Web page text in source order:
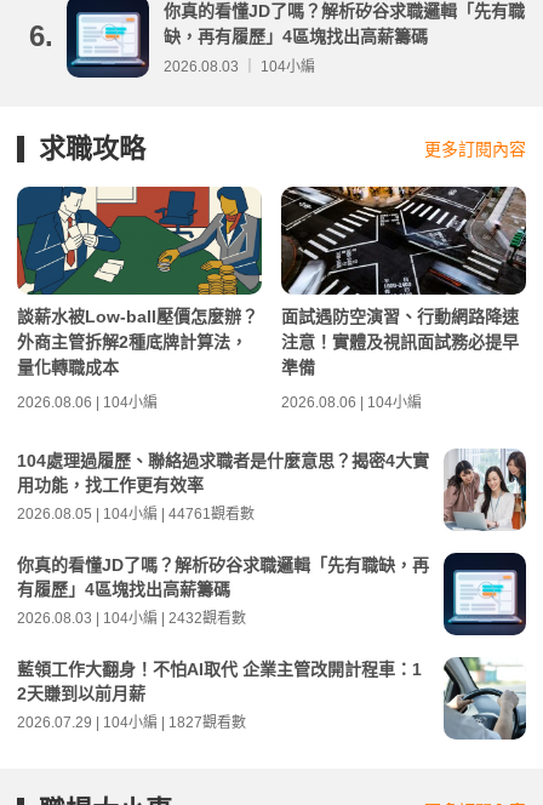
6.
你真的看懂JD了嗎？解析矽谷求職邏輯「先有職
缺，再有履歷」4區塊找出高薪籌碼
2026.08.03 ｜ 104小編
求職攻略 更多訂閱內容
談薪水被Low-ball壓價怎麼辦？
外商主管拆解2種底牌計算法，
量化轉職成本
2026.08.06 | 104小編
面試遇防空演習、行動網路降速
注意！實體及視訊面試務必提早
準備
2026.08.06 | 104小編
104處理過履歷、聯絡過求職者是什麼意思？揭密4大實
用功能，找工作更有效率
2026.08.05 | 104小編 | 44761觀看數
你真的看懂JD了嗎？解析矽谷求職邏輯「先有職缺，再
有履歷」4區塊找出高薪籌碼
2026.08.03 | 104小編 | 2432觀看數
藍領工作大翻身！不怕AI取代 企業主管改開計程車：1
2天賺到以前月薪
2026.07.29 | 104小編 | 1827觀看數